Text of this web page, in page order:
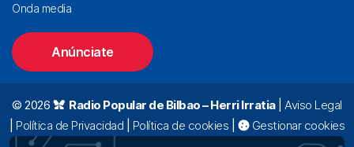
Onda media
Anúnciate
© 2026 Radio Popular de Bilbao – Herri Irratia| Aviso Legal
Política de Privacidad Política de cookies
Gestionar cookies